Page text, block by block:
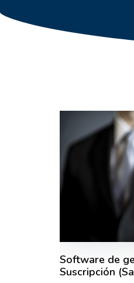
Software de
Suscripción